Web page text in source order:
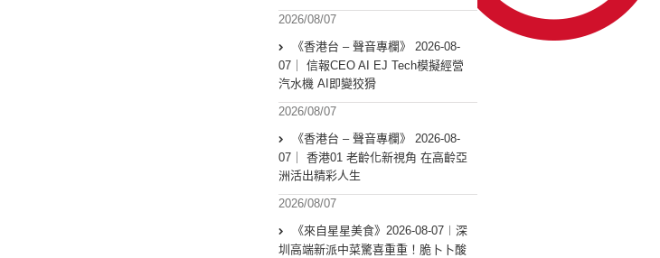
2026/08/07
《香港台 – 聲音專欄》 2026-08-
07｜ 信報CEO AI EJ Tech模擬經營
汽水機 AI即變狡猾
2026/08/07
《香港台 – 聲音專欄》 2026-08-
07｜ 香港01 老齡化新視角 在高齡亞
洲活出精彩人生
2026/08/07
《來自星星美食》2026-08-07︱深
圳高端新派中菜驚喜重重！脆卜卜酸